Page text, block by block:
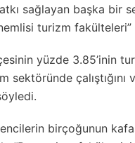
sağlayan başka bir
turizm fakülteleri”
yüzde 3.85’inin
sektöründe
birçoğunun